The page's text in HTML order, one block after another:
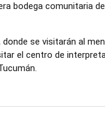
bodega comunitaria
se visitarán al
el centro de